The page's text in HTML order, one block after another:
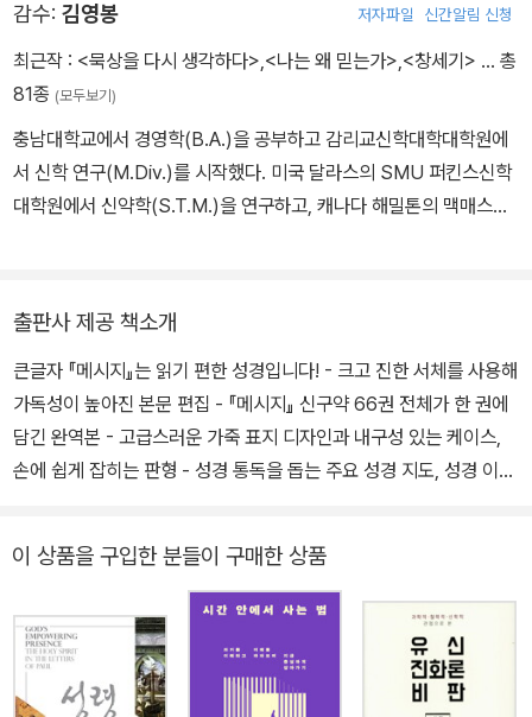
요 연구영역은 성서해석과 주석작업이다. 현재 숭실대학교 인문대 기
독교학과 교수로 재직하며 숭실대학교 교목실장 겸 가향교회 목사로
섬기고 있다. 주요 저서로는 『김회권 목사의 청년설교』 시리즈 1~4
읽는 다니엘서』, 『하나님 나라 신학으로 읽는 이사야 40-66장』, 『하
나님 나라 신학으로 읽는 요한복음』(복있는사람), 『하나님의 도성 그
빛과 그림자』(비아토르), 『자비경제학』(한국장로교출판사), 『하나님
감수: 김영봉 저자파일 신간알림 신청
최근작 : <묵상을 다시 생각하다>,<나는 왜 믿는가>,<창세기> … 총
81종 (모두보기)
충남대학교에서 경영학(B.A.)을 공부하고 감리교신학대학대학원에
서 신학 연구(M.Div.)를 시작했다. 미국 달라스의 SMU 퍼킨스신학
대학원에서 신약학(S.T.M.)을 연구하고, 캐나다 해밀톤의 맥매스터
방문 교수로, University of Debuque Theological Seminary와
United Theological Seminary에서 객원 교수로 가르쳤다. 현재는
미국 버지니아 소재의 와싱톤사귐의교회를 섬기고 있다. 저서로는
『사귐의 기도』, 『바늘귀를 통과한 부자』, 『가장 위험한 기도 주기도』,
『시편의 사람』, 『설교자의 일주일』, 『나는 왜 믿는가?』, 『그 사람 모
출판사 제공 책소개
큰글자 『메시지』는 읽기 편한 성경입니다! - 크고 진한 서체를 사용해
가독성이 높아진 본문 편집 - 『메시지』 신구약 66권 전체가 한 권에
담긴 완역본 - 고급스러운 가죽 표지 디자인과 내구성 있는 케이스,
손에 쉽게 잡히는 판형 - 성경 통독을 돕는 주요 성경 지도, 성경 이야
간되었다. 『메시지』는 영미권에서 1993년 신약 출간, 2002년 완역
본이 출간된 이후, 1천만 독자들이 선택해서 읽고 있다. 『메시지』 한
국어판은 지난 2009년 신약을 시작으로 모세오경, 역사서, 예언서,
시가서 순으로 출간되었고, 마침내 신구약 66권 전체를 한 권에 담아
출간하게 되었다. 첫 기획 단계부터 고려하면, 『메시지』 완역본은 약
이 상품을 구입한 분들이 구매한 상품